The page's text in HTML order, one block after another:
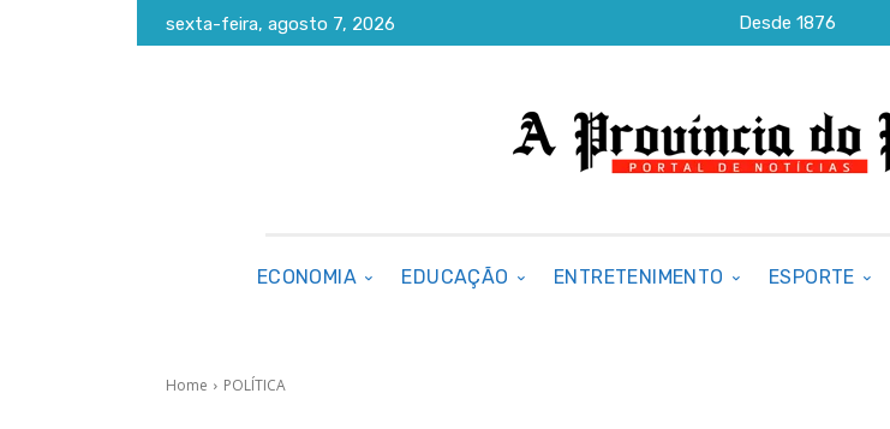
sexta-feira, agosto 7, 2026 Desde 1876
ECONOMIA EDUCAÇÃO ENTRETENIMENTO ESPORTE
Home POLÍTICA